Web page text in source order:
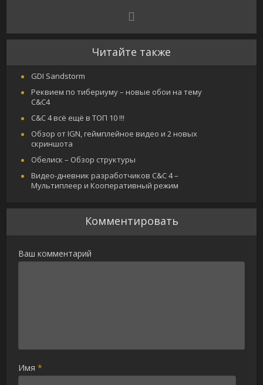
Читайте также
GDI Sandstorm
Реквием по тибериуму – новые обои на тему
C&C4
C&C 4 всё ещё в ТОП 10 !!!
Обзор от IGN, геймплейное видео и 2 новых
скриншота
Обелиск – Обзор структуры
Видео-дневник разработчиков C&C 4 –
Мультиплеер и Кооперативный режим
Комментировать
Ваш комментарий
Имя*